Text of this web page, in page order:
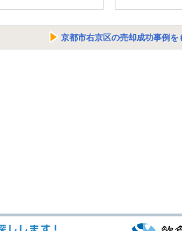
京都市右京区の売却成功事例を